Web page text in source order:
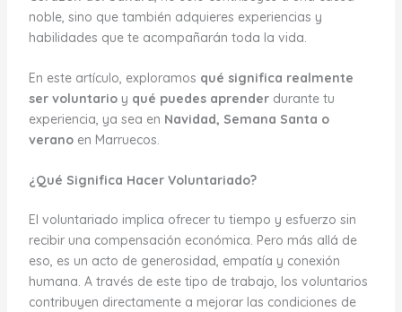
noble, sino que también adquieres experiencias y
habilidades que te acompañarán toda la vida.
En este artículo, exploramos qué significa realmente
ser voluntarioy qué puedes aprenderdurante tu
experiencia, ya sea en Navidad, Semana Santa o
veranoen Marruecos.
¿Qué Significa Hacer Voluntariado?
El voluntariado implica ofrecer tu tiempo y esfuerzo sin
recibir una compensación económica. Pero más allá de
eso, es un acto de generosidad, empatía y conexión
humana. A través de este tipo de trabajo, los voluntarios
contribuyen directamente a mejorar las condiciones de